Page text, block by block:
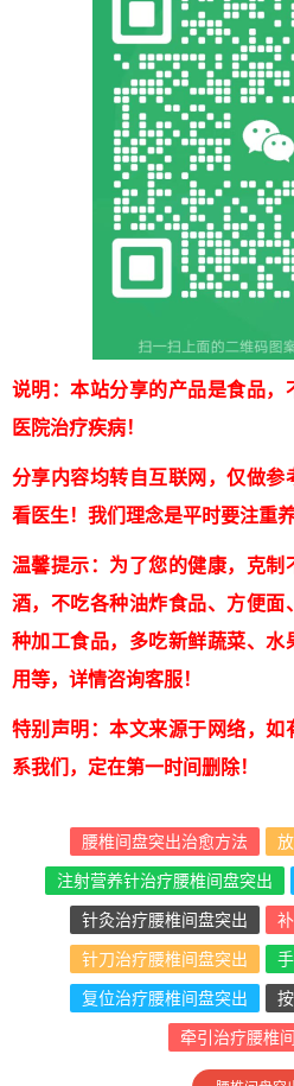
说明：本站分享的产品是食品，
医院治疗疾病！
分享内容均转自互联网，仅做参
看医生！我们理念是平时要注重养
温馨提示：为了您的健康，克制
酒，不吃各种油炸食品、方便面
种加工食品，多吃新鲜蔬菜、水
用等，详情咨询客服！
特别声明：本文来源于网络，如
系我们，定在第一时间删除！
腰椎间盘突出治愈方法
注射营养针治疗腰椎间盘突出
针灸治疗腰椎间盘突出
针刀治疗腰椎间盘突出
复位治疗腰椎间盘突出
牵引治疗腰椎